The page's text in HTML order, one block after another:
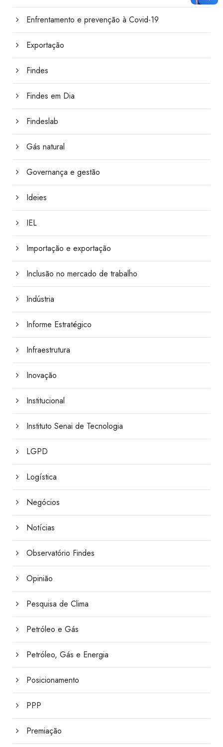
Enfrentamento e prevenção à Covid-19
Exportação
Findes
Findes em Dia
Findeslab
Gás natural
Governança e gestão
Ideies
IEL
Importação e exportação
Inclusão no mercado de trabalho
Indústria
Informe Estratégico
Infraestrutura
Inovação
Institucional
Instituto Senai de Tecnologia
LGPD
Logística
Negócios
Notícias
Observatório Findes
Opinião
Pesquisa de Clima
Petróleo e Gás
Petróleo, Gás e Energia
Posicionamento
PPP
Premiação